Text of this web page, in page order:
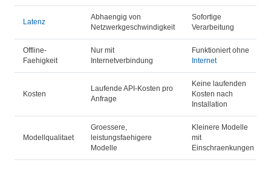
Latenz
Abhaengig von
Netzwerkgeschwindigkeit
Sofortige
Verarbeitung
Offline-
Faehigkeit
Nur mit
Internetverbindung
Funktioniert ohne
Internet
Kosten
Laufende API-Kosten pro
Anfrage
Keine laufenden
Kosten nach
Installation
Modellqualitaet
Groessere,
leistungsfaehigere
Modelle
Kleinere Modelle
mit
Einschraenkungen